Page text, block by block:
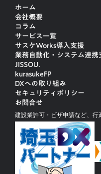
ホーム
会社概要
コラム
サービス一覧
サスケWorks導入支援
業務自動化・システム連
JISSOU.
kurasukeFP
DXへの取り組み
セキュリティポリシー
お問合せ
建設業許可・ビザ申請など、